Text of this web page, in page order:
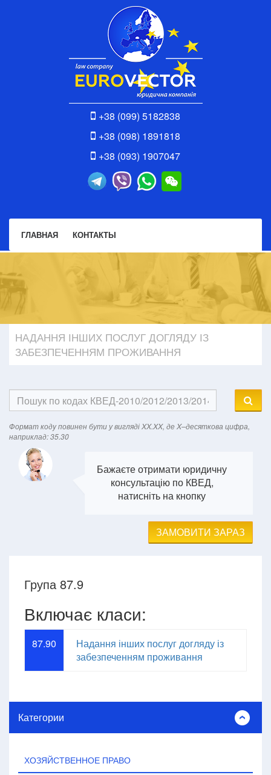
+38 (099) 5182838
+38 (098) 1891818
+38 (093) 1907047
ГЛАВНАЯ КОНТАКТЫ
НАДАННЯ ІНШИХ ПОСЛУГ ДОГЛЯДУ ІЗ
ЗАБЕЗПЕЧЕННЯМ ПРОЖИВАННЯ
Формат кодy повинен бути у вигляді XX.XX, де X–десяткова цифра,
наприклад: 35.30
Бажаєте отримати юридичну
консультацію по КВЕД,
натисніть на кнопку
ЗАМОВИТИ ЗАРАЗ
Група 87.9
Включає класи:
87.90
Надання інших послуг догляду із
забезпеченням проживання
Категории
ХОЗЯЙСТВЕННОЕ ПРАВО